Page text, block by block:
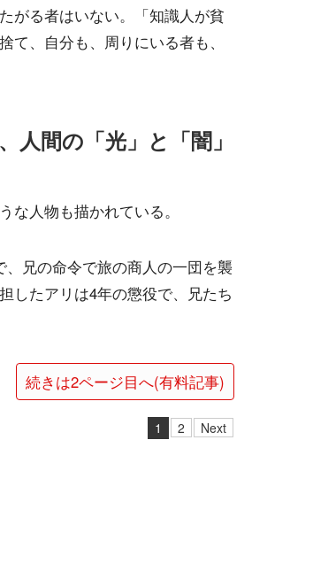
がる者はいない。「知識人が貧
、自分も、周りにいる者も、
人間の「光」と「闇」
人物も描かれている。
兄の命令で旅の商人の一団を襲
したアリは4年の懲役で、兄たち
続きは2ページ目へ(有料記事)
1 2 Next